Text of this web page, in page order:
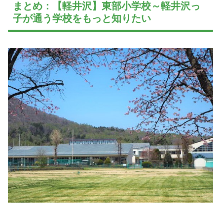
まとめ：【軽井沢】東部小学校～軽井沢っ
子が通う学校をもっと知りたい